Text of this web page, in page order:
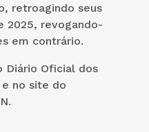
retroagindo seus
2025, revogando-
em contrário.
Diário Oficial dos
e no site do